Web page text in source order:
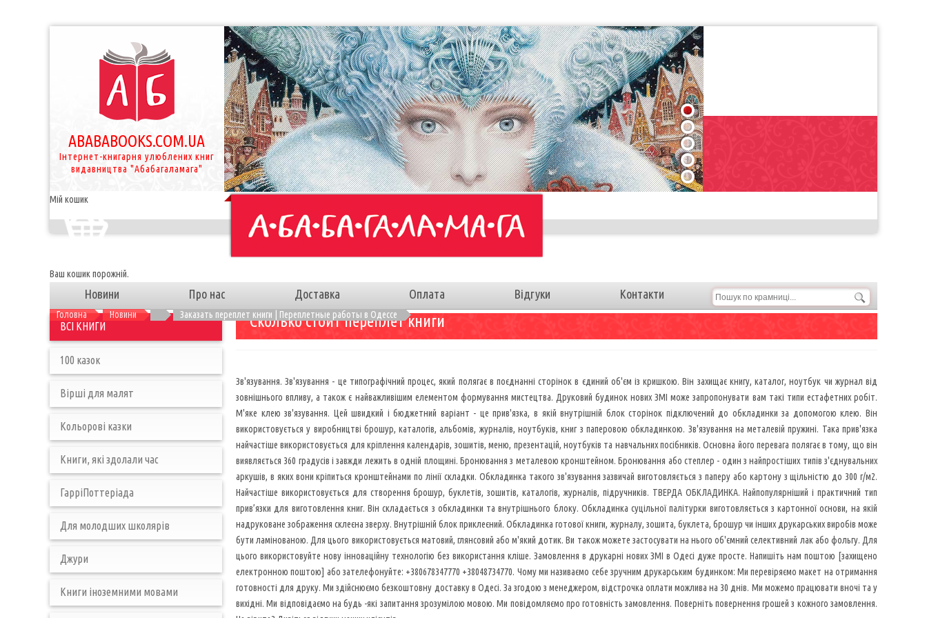
ABABABOOKS.COM.UA
Інтернет-книгарня улюблених книг
видавництва "Абабагаламага"
1
2
3
4
5
Мій кошик
Ваш кошик порожній.
Новини Про нас Доставка Оплата Відгуки Контакти
Головна Новини Заказать переплет книги | Переплетные работы в Одессе
Сколько стоит переплет книги
Зв'язування. Зв'язування - це типографічний процес, який полягає в поєднанні сторінок в єдиний об'єм із кришкою. Він захищає книгу, каталог, ноутбук чи журнал від
зовнішнього впливу, а також є найважливішим елементом формування мистецтва. Друковий будинок нових ЗМІ може запропонувати вам такі типи естафетних робіт.
М'яке клею зв'язування. Цей швидкий і бюджетний варіант - це прив'язка, в якій внутрішній блок сторінок підключений до обкладинки за допомогою клею. Він
використовується у виробництві брошур, каталогів, альбомів, журналів, ноутбуків, книг з паперовою обкладинкою. Зв'язування на металевій пружині. Така прив'язка
найчастіше використовується для кріплення календарів, зошитів, меню, презентацій, ноутбуків та навчальних посібників. Основна його перевага полягає в тому, що він
виявляється 360 градусів і завжди лежить в одній площині. Бронювання з металевою кронштейном. Бронювання або степлер - один з найпростіших типів з'єднувальних
аркушів, в яких вони кріпиться кронштейнами по лінії складки. Обкладинка такого зв'язування зазвичай виготовляється з паперу або картону з щільністю до 300 г/м2.
Найчастіше використовується для створення брошур, буклетів, зошитів, каталогів, журналів, підручників. ТВЕРДА ОБКЛАДИНКА. Найпопулярніший і практичний тип
прив’язки для виготовлення книг. Він складається з обкладинки та внутрішнього блоку. Обкладинка суцільної палітурки виготовляється з картонної основи, на якій
надруковане зображення склеєна зверху. Внутрішній блок приклеєний. Обкладинка готової книги, журналу, зошита, буклета, брошур чи інших друкарських виробів може
бути ламінованою. Для цього використовується матовий, глянсовий або м'який дотик. Ви також можете застосувати на нього об'ємний селективний лак або фольгу. Для
цього використовуйте нову інноваційну технологію без використання кліше. Замовлення в друкарні нових ЗМІ в Одесі дуже просте. Напишіть нам поштою [захищено
електронною поштою] або зателефонуйте: +380678347770 +38048734770. Чому ми називаємо себе зручним друкарським будинком: Ми перевіряємо макет на отримання
готовності для друку. Ми здійснюємо безкоштовну доставку в Одесі. За згодою з менеджером, відстрочка оплати можлива на 30 днів. Ми можемо працювати вночі та у
вихідні. Ми відповідаємо на будь -які запитання зрозумілою мовою. Ми повідомляємо про готовність замовлення. Поверніть повернення грошей з кожного замовлення.
ВСІ КНИГИ
100 казок
Вірші для малят
Кольорові казки
Книги, які здолали час
ГарріПоттеріада
Для молодших школярів
Джури
Книги іноземними мовами